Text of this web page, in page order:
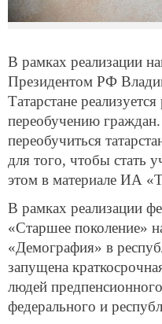
В рамках реализации
Президентом РФ
Татарстане
переобучению
переобучиться
для того, чтобы стать
этом в материале ИА
В рамках реализации
«Старшее поколение»
«Демография» в
запущена
людей предпенсионного
федерального и